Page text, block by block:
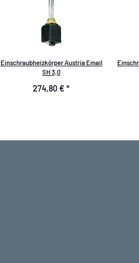
Einschraubheizkörper Austria Email
SH 3,0
274,80 € *